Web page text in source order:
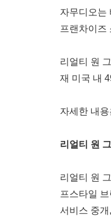
자무디오는
프랜차이즈
리얼티 원
재 미국 내
자세한 내용
리얼티 원
리얼티 원
프스타일
서비스 중개 ,